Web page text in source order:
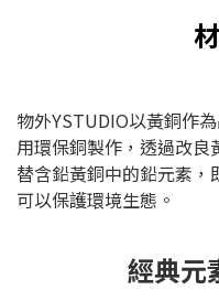
物外YSTUDIO以黃銅作
用環保銅製作，透過改
替含鉛黃銅中的鉛元素
可以保護環境生態。
經典元